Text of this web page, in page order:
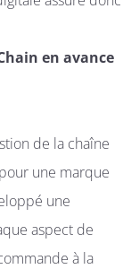
en avance
de la chaîne
une marque
une
aspect de
à la